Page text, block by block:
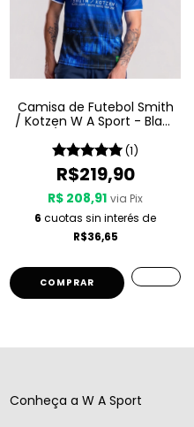
Camisa de Futebol Smith
/ Kotzen W A Sport - Black
(1)
R$219,90
R$ 208,91 via Pix
6 cuotas sin interés de
R$36,65
COMPRAR
Conheça a W A Sport